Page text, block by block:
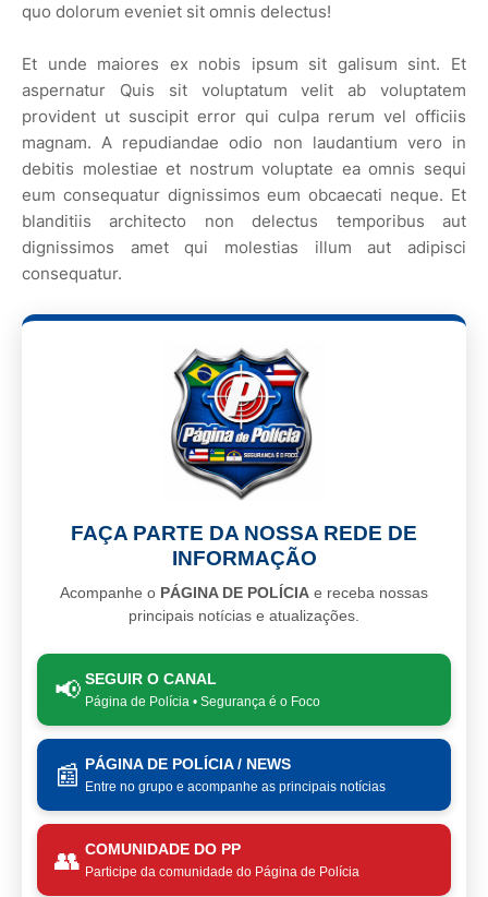
quo dolorum eveniet sit omnis delectus!
Et unde maiores ex nobis ipsum sit galisum sint. Et
aspernatur Quis sit voluptatum velit ab voluptatem
provident ut suscipit error qui culpa rerum vel officiis
magnam. A repudiandae odio non laudantium vero in
debitis molestiae et nostrum voluptate ea omnis sequi
eum consequatur dignissimos eum obcaecati neque. Et
blanditiis architecto non delectus temporibus aut
dignissimos amet qui molestias illum aut adipisci
consequatur.
FAÇA PARTE DA NOSSA REDE DE
INFORMAÇÃO
Acompanhe o PÁGINA DE POLÍCIA e receba nossas
principais notícias e atualizações.
📢 SEGUIR O CANAL
Página de Polícia • Segurança é o Foco
📰 PÁGINA DE POLÍCIA / NEWS
Entre no grupo e acompanhe as principais notícias
👥 COMUNIDADE DO PP
Participe da comunidade do Página de Polícia